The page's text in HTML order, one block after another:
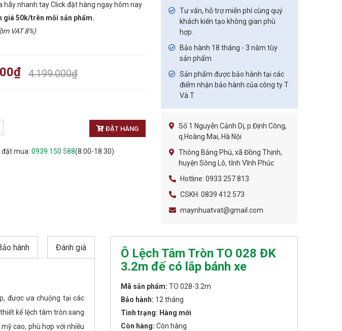
hãy nhanh tay Click đặt hàng ngay hôm nay
giá 50k/trên mỗi sản phẩm.
VAT 8%)
4.199.000₫
₫
ĐẶT HÀNG
đặt mua: 0939 150 588(8:00-18:30)
Tư vấn, hỗ trợ miễn phí cùng quý
khách kiến tạo không gian phù
hợp.
Bảo hành 18 tháng - 3 năm tùy
sản phẩm
Sản phẩm được bảo hành tại các
điểm nhận bảo hành của công ty T
Và T
Số 1 Nguyễn Cảnh Dị, p.Định Công,
q.Hoàng Mai, Hà Nội
Thông Bằng Phú, xã Đồng Thịnh,
huyện Sông Lô, tỉnh Vĩnh Phúc
Hotline: 0933 257 813
CSKH: 0839 412 573
maynhuatvat@gmail.com
hành Đánh giá
được ưa chuộng tại các
kế lệch tâm tròn sang
cao, phù hợp với nhiều
Ô Lệch Tâm Tròn TO 028 ĐK
3.2m đế có lắp bánh xe
Mã sản phẩm: TO 028-3.2m
Bảo hành: 12 tháng
Tình trạng: Hàng mới
Còn hàng: Còn hàng